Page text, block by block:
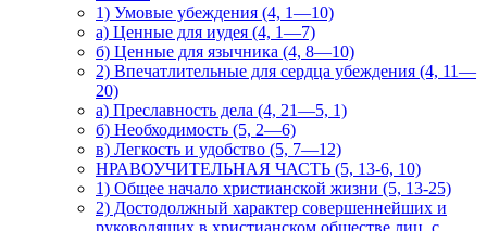
1) Умовые убеждения (4, 1—10)
а) Ценные для иудея (4, 1—7)
б) Ценные для язычника (4, 8—10)
2) Впечатлительные для сердца убеждения (4, 11—
20)
а) Преславность дела (4, 21—5, 1)
б) Необходимость (5, 2—6)
в) Легкость и удобство (5, 7—12)
НРАВОУЧИТЕЛЬНАЯ ЧАСТЬ (5, 13-6, 10)
1) Общее начало христианской жизни (5, 13-25)
2) Достодолжный характер совершеннейших и